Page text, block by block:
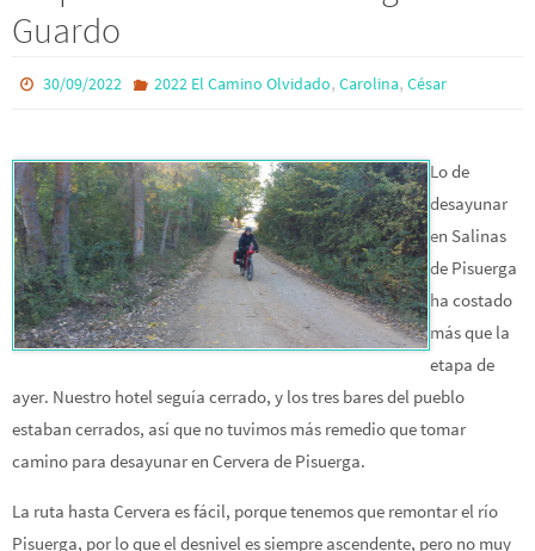
Guardo
30/09/2022 2022 El Camino Olvidado, Carolina, César
Lo de
desayunar
en Salinas
de Pisuerga
ha costado
más que la
etapa de
ayer. Nuestro hotel seguía cerrado, y los tres bares del pueblo
estaban cerrados, así que no tuvimos más remedio que tomar
camino para desayunar en Cervera de Pisuerga.
La ruta hasta Cervera es fácil, porque tenemos que remontar el río
Pisuerga, por lo que el desnivel es siempre ascendente, pero no muy